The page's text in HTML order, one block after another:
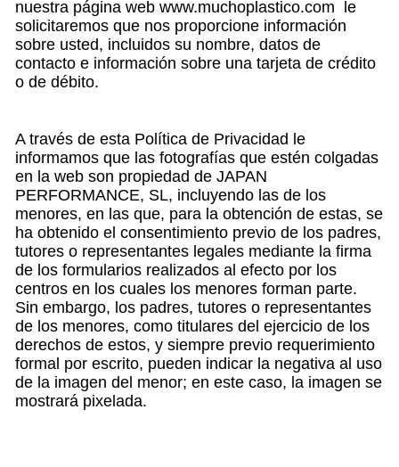
nuestra página web www.muchoplastico.com le
solicitaremos que nos proporcione información
sobre usted, incluidos su nombre, datos de
contacto e información sobre una tarjeta de crédito
o de débito.
A través de esta Política de Privacidad le
informamos que las fotografías que estén colgadas
en la web son propiedad de JAPAN
PERFORMANCE, SL, incluyendo las de los
menores, en las que, para la obtención de estas, se
ha obtenido el consentimiento previo de los padres,
tutores o representantes legales mediante la firma
de los formularios realizados al efecto por los
centros en los cuales los menores forman parte.
Sin embargo, los padres, tutores o representantes
de los menores, como titulares del ejercicio de los
derechos de estos, y siempre previo requerimiento
formal por escrito, pueden indicar la negativa al uso
de la imagen del menor; en este caso, la imagen se
mostrará pixelada.